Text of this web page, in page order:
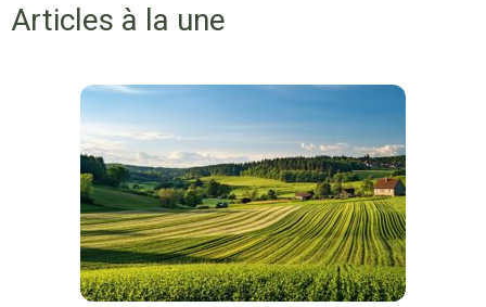
Articles à la une